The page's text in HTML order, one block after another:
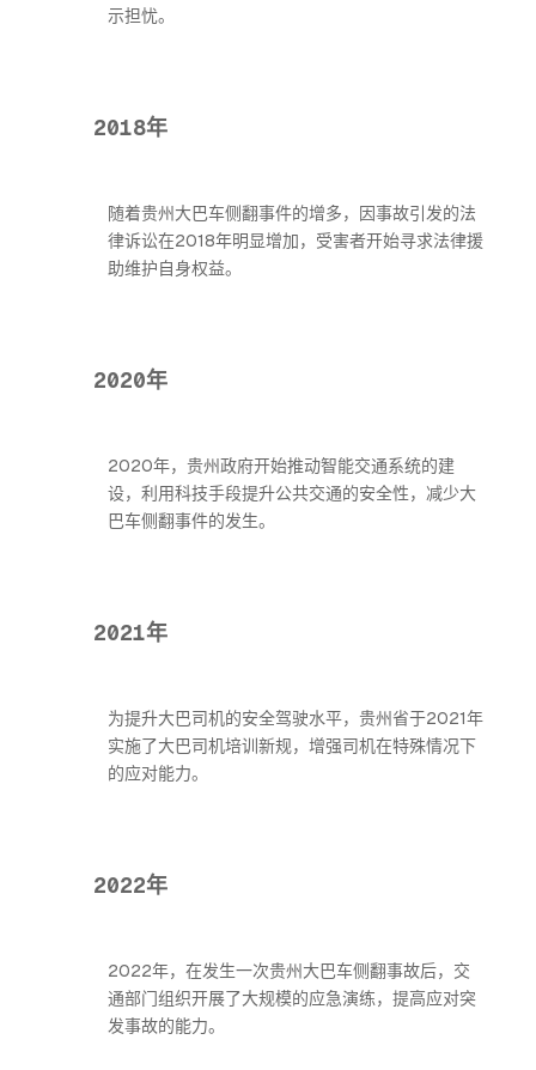
示担忧。
2018年
随着贵州大巴车侧翻事件的增多，因事故引发的法
律诉讼在2018年明显增加，受害者开始寻求法律援
助维护自身权益。
2020年
2020年，贵州政府开始推动智能交通系统的建
设，利用科技手段提升公共交通的安全性，减少大
巴车侧翻事件的发生。
2021年
为提升大巴司机的安全驾驶水平，贵州省于2021年
实施了大巴司机培训新规，增强司机在特殊情况下
的应对能力。
2022年
2022年，在发生一次贵州大巴车侧翻事故后，交
通部门组织开展了大规模的应急演练，提高应对突
发事故的能力。